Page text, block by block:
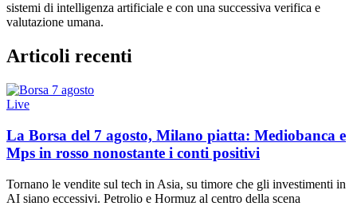
sistemi di intelligenza artificiale e con una successiva verifica e
valutazione umana.
Articoli recenti
Live
La Borsa del 7 agosto, Milano piatta: Mediobanca e
Mps in rosso nonostante i conti positivi
Tornano le vendite sul tech in Asia, su timore che gli investimenti in
AI siano eccessivi. Petrolio e Hormuz al centro della scena